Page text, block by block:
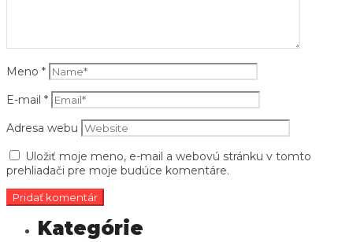
Meno *
E-mail *
Adresa webu
Uložiť moje meno, e-mail a webovú stránku v tomto
prehliadači pre moje budúce komentáre.